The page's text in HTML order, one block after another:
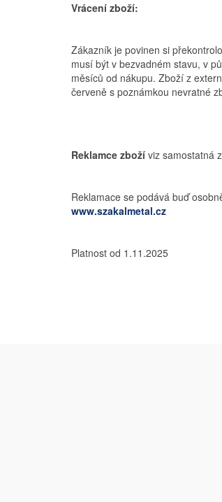
Vrácení zboží:
Zákazník je povinen si
musí být v bezvadném stavu, v
měsíců od nákupu. Zboží z
červeně s poznámkou nevratné
Reklamce zboží viz samostatná
Reklamace se podává buď
www.szakalmetal.cz
Platnost od 1.11.2025